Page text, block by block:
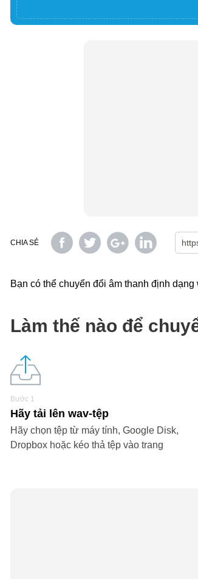
CHIA SẺ
Bạn có thể chuyển đổi âm thanh định
Làm thế nào để
Bước 1
Hãy tải lên wav-tệp
Hãy chọn tệp từ máy tính, Google Disk,
Dropbox hoặc kéo thả tệp vào trang